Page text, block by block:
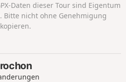
Daten dieser Tour sind Eigentum
Bitte nicht ohne Genehmigung
kopieren.